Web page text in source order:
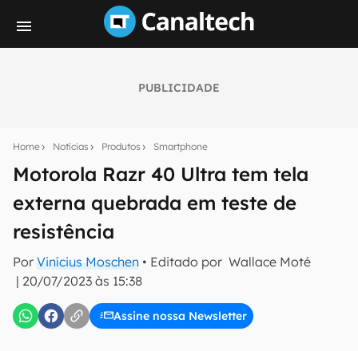
PUBLICIDADE
Home Notícias Produtos Smartphone
Motorola Razr 40 Ultra tem tela
externa quebrada em teste de
resistência
Por Vinícius Moschen • Editado por Wallace Moté
| 20/07/2023 às 15:38
Assine nossa Newsletter
notícias e reviews sobre tecnologia em primeira
mão.
E-mail
inscreva-se
Confirmo que li, aceito e concordo com os Termos de
Uso e Política de Privacidade do Canaltech.